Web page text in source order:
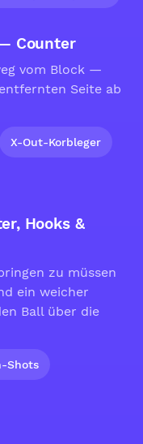
Counter
vom Block —
Seite ab
X-Out-Korbleger
Hooks &
zu müssen
ein weicher
Ball über die
Shots